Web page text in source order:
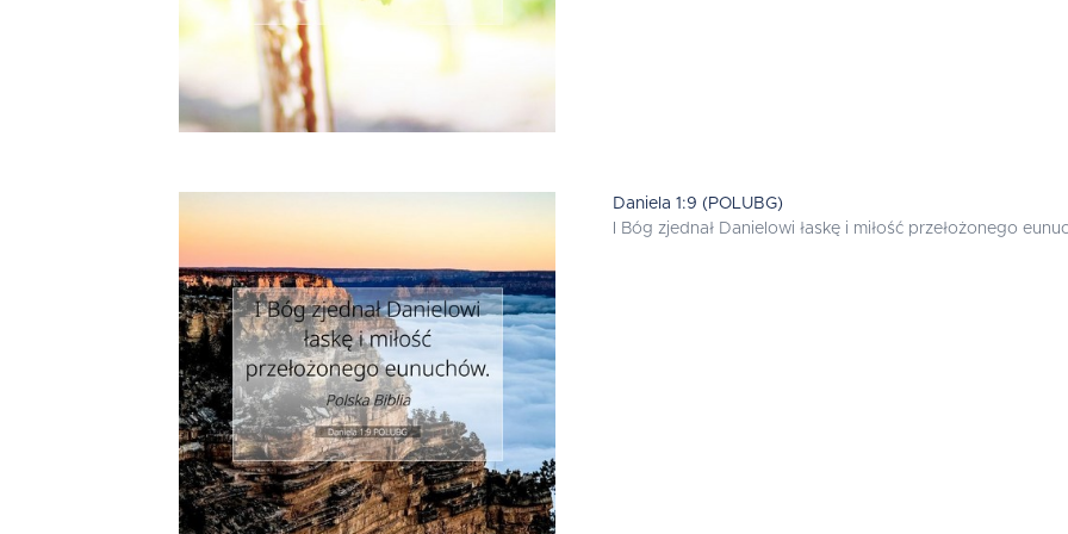
Daniela 1:9 (POLUBG)
I Bóg zjednał Danielowi łaskę i miłość przełożonego